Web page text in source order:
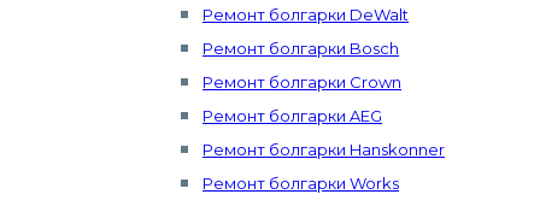
Ремонт болгарки DeWalt
Ремонт болгарки Bosch
Ремонт болгарки Crown
Ремонт болгарки AEG
Ремонт болгарки Hanskonner
Ремонт болгарки Works